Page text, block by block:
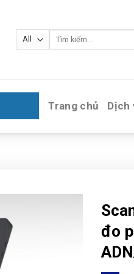
Tìm
Trang chủ Dịch
đo